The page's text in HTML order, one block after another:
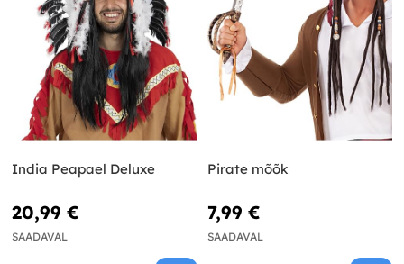
India Peapael Deluxe
20,99 €
SAADAVAL
Pirate mõõk
7,99 €
SAADAVAL